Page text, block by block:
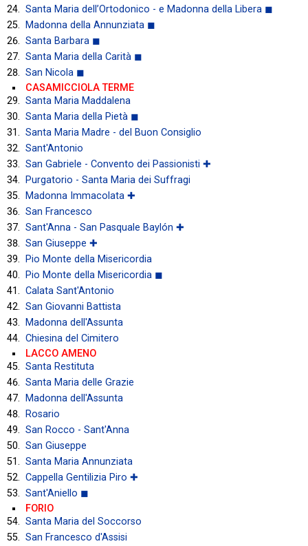
Santa Maria dell’Ortodonico - e Madonna della Libera ◼
Madonna della Annunziata ◼
Santa Barbara ◼
Santa Maria della Carità ◼
San Nicola ◼
CASAMICCIOLA TERME
Santa Maria Maddalena
Santa Maria della Pietà ◼
Santa Maria Madre - del Buon Consiglio
Sant'Antonio
San Gabriele - Convento dei Passionisti ✚
Purgatorio - Santa Maria dei Suffragi
Madonna Immacolata ✚
San Francesco
Sant'Anna - San Pasquale Baylón ✚
San Giuseppe ✚
Pio Monte della Misericordia
Pio Monte della Misericordia ◼
Calata Sant'Antonio
San Giovanni Battista
Madonna dell'Assunta
Chiesina del Cimitero
LACCO AMENO
Santa Restituta
Santa Maria delle Grazie
Madonna dell'Assunta
Rosario
San Rocco - Sant'Anna
San Giuseppe
Santa Maria Annunziata
Cappella Gentilizia Piro ✚
Sant'Aniello ◼
FORIO
Santa Maria del Soccorso
San Francesco d'Assisi